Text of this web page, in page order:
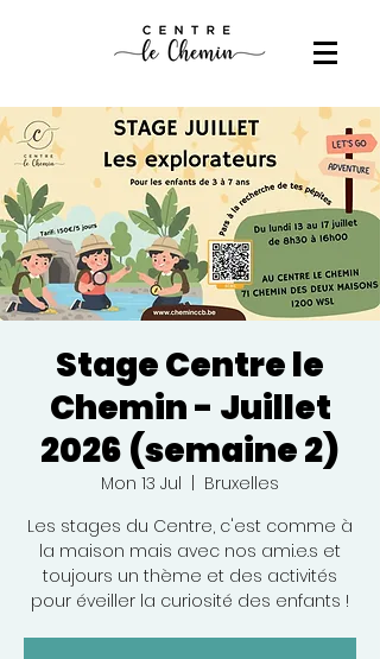
Stage Centre le
Chemin - Juillet
2026 (semaine 2)
Mon 13 Jul
Bruxelles
Les stages du Centre, c'est comme à
la maison mais avec nos ami.e.s et
toujours un thème et des activités
pour éveiller la curiosité des enfants !